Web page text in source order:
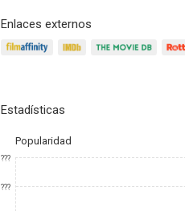
Enlaces externos
Estadísticas
Popularidad
???
???